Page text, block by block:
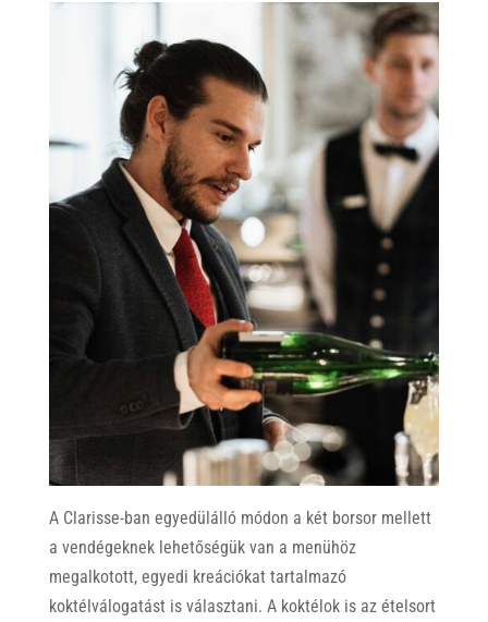
A Clarisse-ban egyedülálló módon a két borsor mellett
a vendégeknek lehetőségük van a menühöz
megalkotott, egyedi kreációkat tartalmazó
koktélválogatást is választani. A koktélok is az ételsort